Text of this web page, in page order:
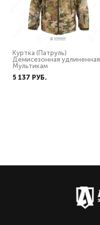
Куртка (Патруль)
Демисезонная удлиненная
Мультикам
5 137 PУБ.